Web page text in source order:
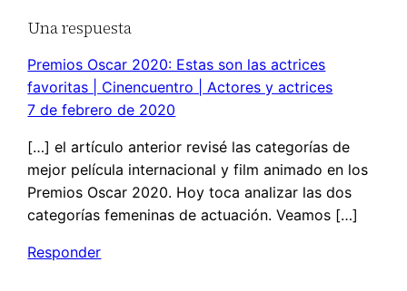
Una respuesta
Premios Oscar 2020: Estas son las actrices
favoritas | Cinencuentro | Actores y actrices
7 de febrero de 2020
[…] el artículo anterior revisé las categorías de
mejor película internacional y film animado en los
Premios Oscar 2020. Hoy toca analizar las dos
categorías femeninas de actuación. Veamos […]
Responder